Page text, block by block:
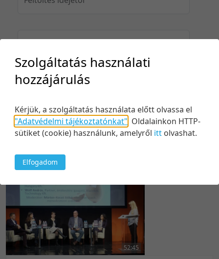
Kezdés/felvétel dátuma szerint
Feltöltés dátuma szerint
Feltöltés dátuma szerint
Utolsó módosítás szerint
1 tétel
10 tétel/oldal
20 tétel/oldal
50 tétel/oldal
100 tétel/oldal
52:45
Szolgáltatás használati
hozzájárulás
Kérjük, a szolgáltatás használata előtt olvassa el
"Adatvédelmi tájékoztatónkat" Oldalainkon HTTP-
sütiket (cookie) használunk, amelyről itt olvashat.
Elfogadom